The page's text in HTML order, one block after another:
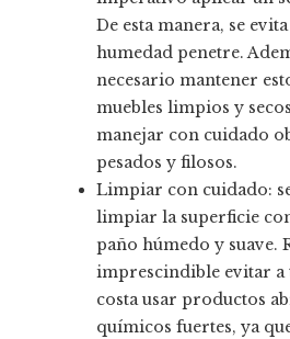
De esta manera, se
humedad penetre.
necesario mantener
muebles limpios y
manejar con cuidado
pesados y filosos.
Limpiar con cuidado:
limpiar la superficie
paño húmedo y suave.
imprescindible evitar a
costa usar productos
químicos fuertes, ya